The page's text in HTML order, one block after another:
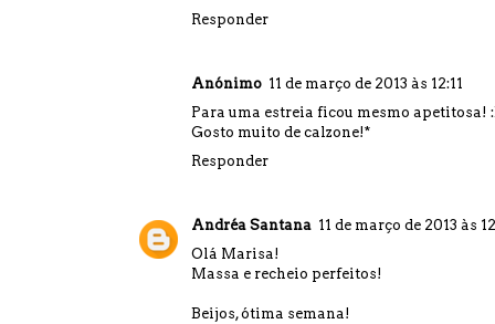
Responder
Anónimo 11 de março de 2013 às 12:11
Para uma estreia ficou mesmo apetitosa!
Gosto muito de calzone!*
Responder
Andréa Santana 11 de março de 2013 às
Olá Marisa!
Massa e recheio perfeitos!
Beijos, ótima semana!